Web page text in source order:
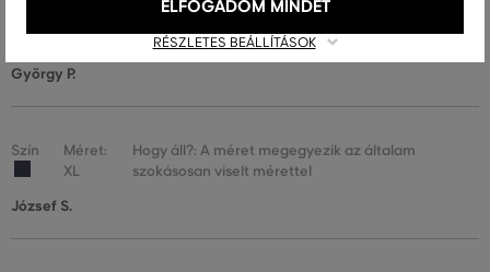
XL
Hogy áll?: A méret megegyezik az általam
szokásosan viselt mérettel
György P.
Szín
Méret:
XL
Hogy áll?: A méret megegyezik az általam
szokásosan viselt mérettel
József S.
RÉSZLETES BEÁLLÍTÁSOK
ELFOGADOM MINDET